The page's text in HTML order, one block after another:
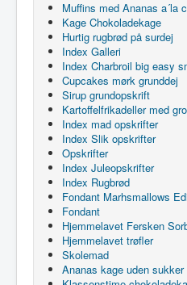
Muffins med Ananas a´la
Kage Chokoladekage
Hurtig rugbrød på surdej
Index Galleri
Index Charbroil big easy
Cupcakes mørk grunddej
Sirup grundopskrift
Kartoffelfrikadeller med
Index mad opskrifter
Index Slik opskrifter
Opskrifter
Index Juleopskrifter
Index Rugbrød
Fondant Marhsmallows
Fondant
Hjemmelavet Fersken
Hjemmelavet trøfler
Skolemad
Ananas kage uden